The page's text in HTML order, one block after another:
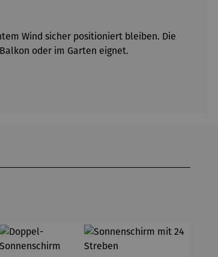
Wind sicher positioniert bleiben. Die
oder im Garten eignet.